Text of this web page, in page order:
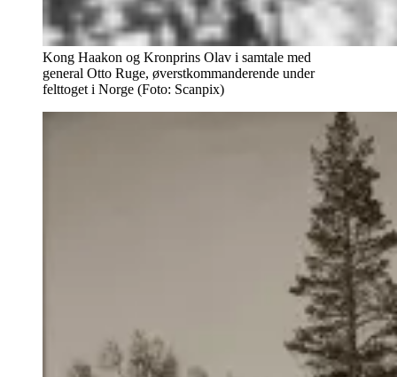
Kong Haakon og Kronprins Olav i samtale med
general Otto Ruge, øverstkommanderende under
felttoget i Norge (Foto: Scanpix)